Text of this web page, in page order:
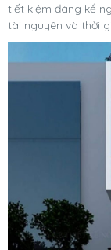
tiết kiệm đáng kể
tài nguyên và thời